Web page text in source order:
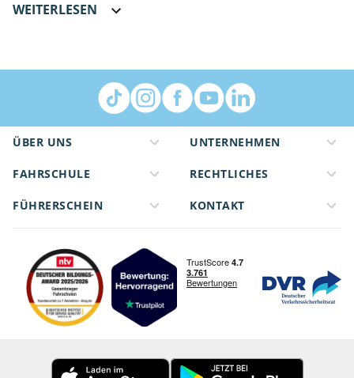
WEITERLESEN
ÜBER UNS
FAHRSCHULE
FÜHRERSCHEIN
UNTERNEHMEN
RECHTLICHES
KONTAKT